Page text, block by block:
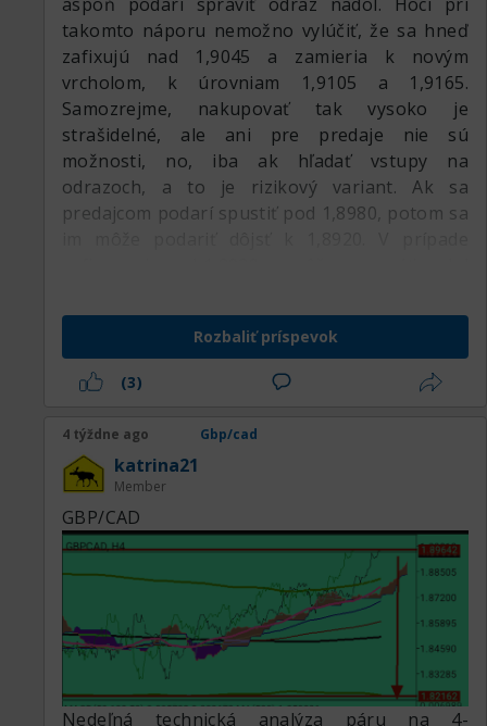
takomto náporu nemožno vylúčiť, že sa hneď
zafixujú nad 1,9045 a zamieria k novým
vrcholom, k úrovniam 1,9105 a 1,9165.
Samozrejme, nakupovať tak vysoko je
strašidelné, ale ani pre predaje nie sú
možnosti, no, iba ak hľadať vstupy na
odrazoch, a to je rizikový variant. Ak sa
predajcom podarí spustiť pod 1,8980, potom sa
korekcie. O obrate na juh bude možné hovoriť
po zafixovaní pod 1,8800, ale na realizáciu
tohto plánu sú potrebné správy, bez nich to
bude ťažké.:respect:
Rozbaliť príspevok
(3)
4 týždne ago Gbp/cad
katrina21
Member
GBP/CAD
Nedeľná technická analýza páru na 4-